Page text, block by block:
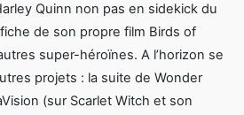
Quinn non pas en sidekick du
de son propre film Birds of
super-héroïnes. A l’horizon se
projets : la suite de Wonder
(sur Scarlet Witch et son